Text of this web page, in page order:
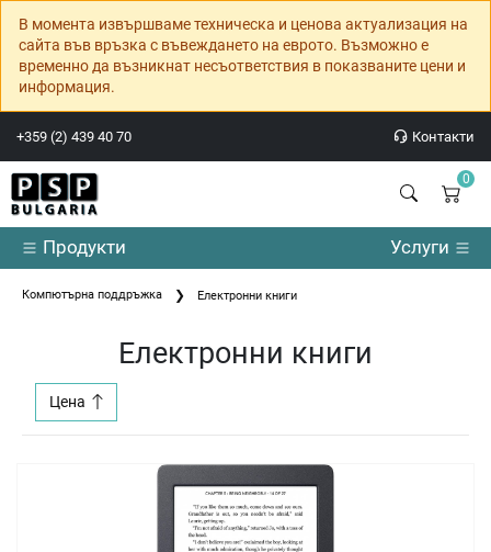
В момента извършваме техническа и ценова актуализация на
сайта във връзка с въвеждането на еврото. Възможно е
временно да възникнат несъответствия в показваните цени и
информация.
+359 (2) 439 40 70 Контакти
0
Продукти Услуги
Компютърна поддръжка Електронни книги
Електронни книги
Цена